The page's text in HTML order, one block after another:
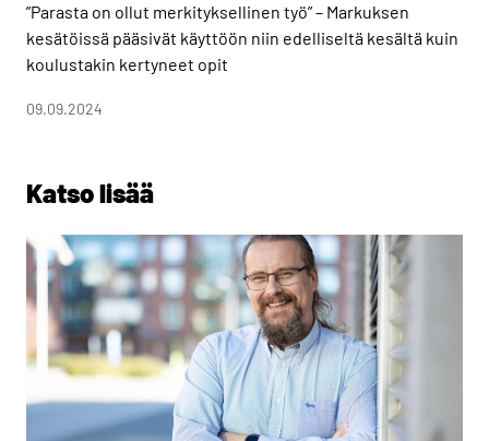
”Parasta on ollut merkityksellinen työ” – Markuksen
kesätöissä pääsivät käyttöön niin edelliseltä kesältä kuin
koulustakin kertyneet opit
09.09.2024
Katso lisää